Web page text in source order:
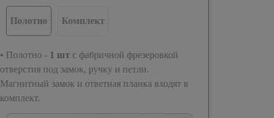
Полотно Комплект
• Полотно - 1 штс фабричной фрезеровкой
отверстия под замок, ручку и петли.
Магнитный замок и ответная планка входят в
комплект.